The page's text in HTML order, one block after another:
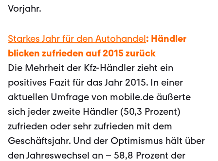
Vorjahr.
Starkes Jahr für den Autohandel: Händler
blicken zufrieden auf 2015 zurück
Die Mehrheit der Kfz-Händler zieht ein
positives Fazit für das Jahr 2015. In einer
aktuellen Umfrage von mobile.de äußerte
sich jeder zweite Händler (50,3 Prozent)
zufrieden oder sehr zufrieden mit dem
Geschäftsjahr. Und der Optimismus hält über
den Jahreswechsel an – 58,8 Prozent der